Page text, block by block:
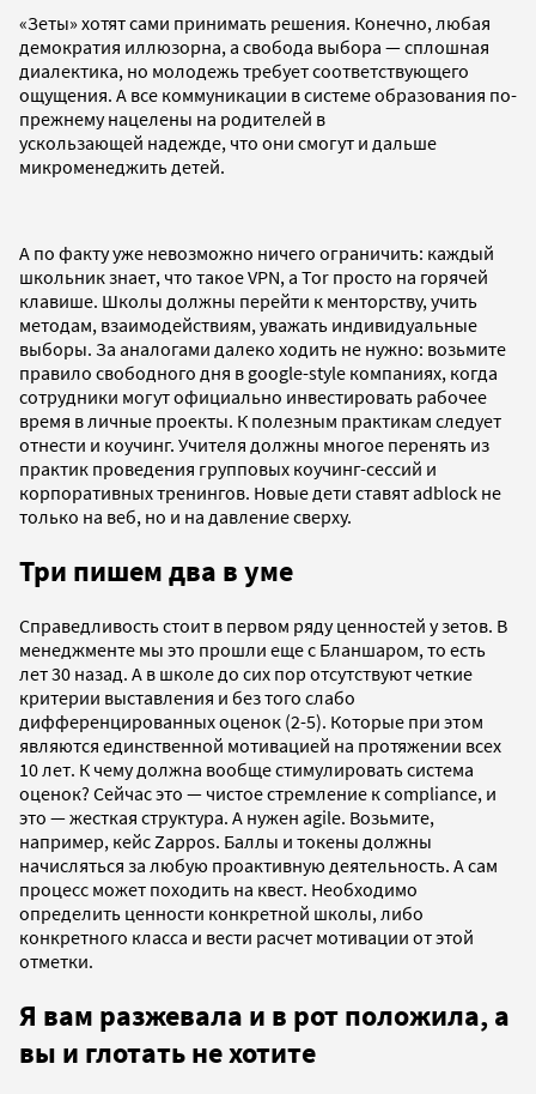
«Зеты» хотят сами принимать решения. Конечно, любая
демократия иллюзорна, а свобода выбора — сплошная
диалектика, но молодежь требует соответствующего
ощущения. А все коммуникации в системе образования по-
прежнему нацелены на родителей в
ускользающей надежде, что они смогут и дальше
микроменеджить детей.
А по факту уже невозможно ничего ограничить: каждый
школьник знает, что такое VPN, а Tor просто на горячей
клавише. Школы должны перейти к менторству, учить
методам, взаимодействиям, уважать индивидуальные
выборы. За аналогами далеко ходить не нужно: возьмите
правило свободного дня в google-style компаниях, когда
сотрудники могут официально инвестировать рабочее
время в личные проекты. К полезным практикам следует
отнести и коучинг. Учителя должны многое перенять из
практик проведения групповых коучинг-сессий и
корпоративных тренингов. Новые дети ставят adblock не
только на веб, но и на давление сверху.
Три пишем два в уме
Справедливость стоит в первом ряду ценностей у зетов. В
менеджменте мы это прошли еще с Бланшаром, то есть
лет 30 назад. А в школе до сих пор отсутствуют четкие
критерии выставления и без того слабо
дифференцированных оценок (2-5). Которые при этом
являются единственной мотивацией на протяжении всех
10 лет. К чему должна вообще стимулировать система
оценок? Сейчас это — чистое стремление к compliance, и
это — жесткая структура. А нужен agile. Возьмите,
например, кейс Zappos. Баллы и токены должны
начисляться за любую проактивную деятельность. А сам
процесс может походить на квест. Необходимо
определить ценности конкретной школы, либо
конкретного класса и вести расчет мотивации от этой
отметки.
Я вам разжевала и в рот положила, а
вы и глотать не хотите